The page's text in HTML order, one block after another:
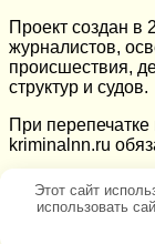
Проект создан в
журналистов,
происшествия,
структур и судов.
При
kriminalnn.ru
Этот сайт
использовать